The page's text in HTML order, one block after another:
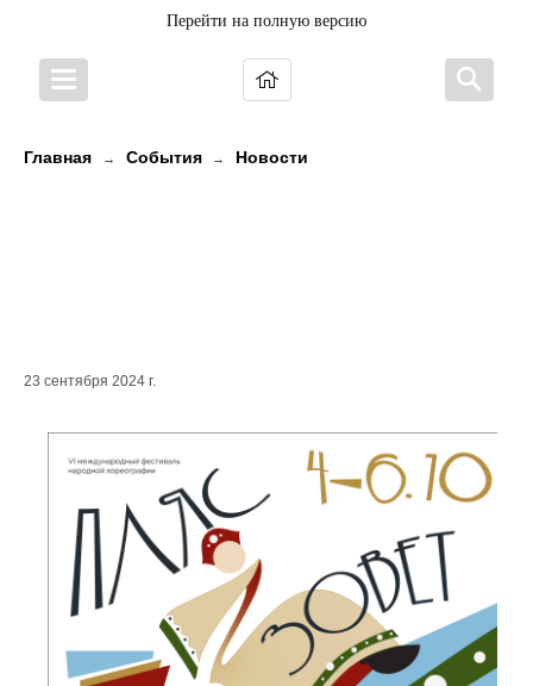
Перейти на полную версию
Главная → События → Новости
23 сентября 2024 г.